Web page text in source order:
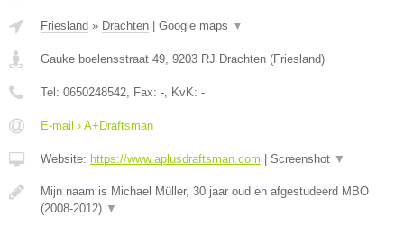
Friesland » Drachten Google maps ▼
Gauke boelensstraat 49, 9203 RJ Drachten (Friesland)
Tel: 0650248542, Fax: -, KvK: -
E-mail › A+Draftsman
Website: https://www.aplusdraftsman.com Screenshot ▼
Mijn naam is Michael Müller, 30 jaar oud en afgestudeerd MBO
(2008-2012) ▼